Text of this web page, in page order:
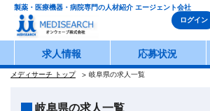
製薬・医療機器・病院専門の人材紹介 エージェント会社
ログイン
求人情報 応募状況
メディサーチ トップ 岐阜県の求人一覧
岐阜県の求人一覧